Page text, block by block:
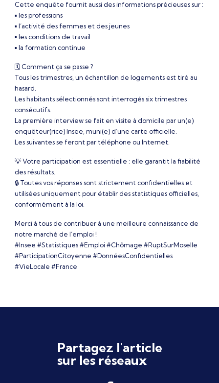
Cette enquête fournit aussi des informations précieuses sur :
▪️ les professions
▪️ l’activité des femmes et des jeunes
▪️ les conditions de travail
▪️ la formation continue
🗓 Comment ça se passe ?
Tous les trimestres, un échantillon de logements est tiré au
hasard.
Les habitants sélectionnés sont interrogés six trimestres
consécutifs.
La première interview se fait en visite à domicile par un(e)
enquêteur(rice) Insee, muni(e) d’une carte officielle.
Les suivantes se feront par téléphone ou Internet.
💡 Votre participation est essentielle : elle garantit la fiabilité
des résultats.
🔒 Toutes vos réponses sont strictement confidentielles et
utilisées uniquement pour établir des statistiques officielles,
conformément à la loi.
Merci à tous de contribuer à une meilleure connaissance de
notre marché de l’emploi !
#Insee #Statistiques #Emploi #Chômage #RuptSurMoselle
#ParticipationCitoyenne #DonnéesConfidentielles
#VieLocale #France
Partagez l'article
sur les réseaux